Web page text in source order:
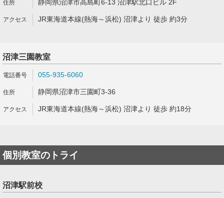
静岡県沼津市高島町6-13 沼津駅北口ビル 2F
JR東海道本線(熱海～浜松) 沼津より 徒歩 約3分
沼津三園教室
055-935-6060
静岡県沼津市三園町3-36
JR東海道本線(熱海～浜松) 沼津より 徒歩 約18分
個別教室のトライ
沼津駅前校